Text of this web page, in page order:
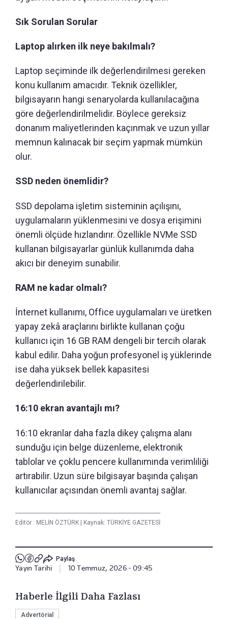
Sık Sorulan Sorular
Laptop alırken ilk neye bakılmalı?
Laptop seçiminde ilk değerlendirilmesi gereken
konu kullanım amacıdır. Teknik özellikler,
bilgisayarın hangi senaryolarda kullanılacağına
göre değerlendirilmelidir. Böylece gereksiz
donanım maliyetlerinden kaçınmak ve uzun yıllar
memnun kalınacak bir seçim yapmak mümkün
olur.
SSD neden önemlidir?
SSD depolama işletim sisteminin açılışını,
uygulamaların yüklenmesini ve dosya erişimini
önemli ölçüde hızlandırır. Özellikle NVMe SSD
kullanan bilgisayarlar günlük kullanımda daha
akıcı bir deneyim sunabilir.
RAM ne kadar olmalı?
İnternet kullanımı, Office uygulamaları ve üretken
yapay zekâ araçlarını birlikte kullanan çoğu
kullanıcı için 16 GB RAM dengeli bir tercih olarak
kabul edilir. Daha yoğun profesyonel iş yüklerinde
ise daha yüksek bellek kapasitesi
değerlendirilebilir.
16:10 ekran avantajlı mı?
16:10 ekranlar daha fazla dikey çalışma alanı
sunduğu için belge düzenleme, elektronik
tablolar ve çoklu pencere kullanımında verimliliği
artırabilir. Uzun süre bilgisayar başında çalışan
kullanıcılar açısından önemli avantaj sağlar.
Editör : MELİN ÖZTÜRK | Kaynak: TÜRKİYE GAZETESİ
Paylaş
Yayın Tarihi 10 Temmuz, 2026 - 09:45
Haberle İlgili Daha Fazlası
Advertörial